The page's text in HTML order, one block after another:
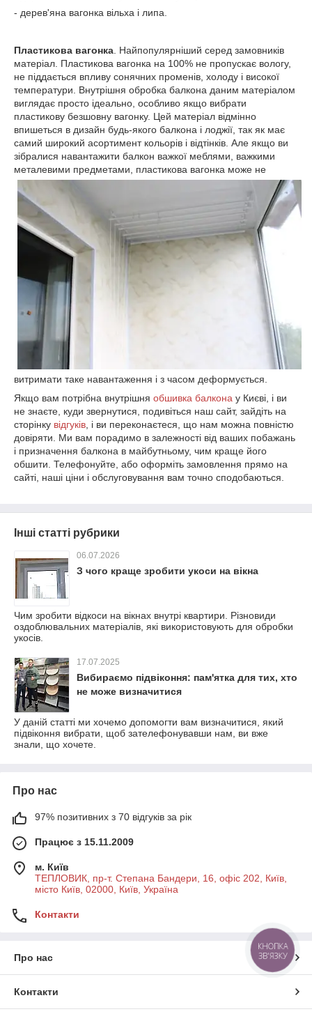
- дерев'яна вагонка вільха і липа.
Пластикова вагонка . Найпопулярніший серед замовників
матеріал. Пластикова вагонка на 100% не пропускає вологу,
не піддається впливу сонячних променів, холоду і високої
температури. Внутрішня обробка балкона даним матеріалом
виглядає просто ідеально, особливо якщо вибрати
пластикову безшовну вагонку. Цей матеріал відмінно
впишеться в дизайн будь-якого балкона і лоджії, так як має
самий широкий асортимент кольорів і відтінків. Але якщо ви
зібралися навантажити балкон важкої меблями, важкими
металевими предметами, пластикова вагонка може не
витримати таке навантаження і з часом деформується.
Якщо вам потрібна внутрішня обшивка балкона у Києві, і ви
не знаєте, куди звернутися, подивіться наш сайт, зайдіть на
сторінку відгуків, і ви переконаєтеся, що нам можна повністю
довіряти. Ми вам порадимо в залежності від ваших побажань
і призначення балкона в майбутньому, чим краще його
обшити. Телефонуйте, або оформіть замовлення прямо на
сайті, наші ціни і обслуговування вам точно сподобаються.
Інші статті рубрики
06.07.2026
З чого краще зробити укоси на вікна
Чим зробити відкоси на вікнах внутрі квартири. Різновиди
оздоблювальних матеріалів, які використовують для обробки
укосів.
17.07.2025
Вибираємо підвіконня: пам'ятка для тих, хто
не може визначитися
У даній статті ми хочемо допомогти вам визначитися, який
підвіконня вибрати, щоб зателефонувавши нам, ви вже
знали, що хочете.
Про нас
97% позитивних з 70 відгуків за рік
Працює з 15.11.2009
м. Київ
ТЕПЛОВИК, пр-т. Степана Бандери, 16, офіс 202, Київ,
місто Київ, 02000, Київ, Україна
Контакти
Про нас
Контакти
КНОПКА
ЗВ'ЯЗКУ